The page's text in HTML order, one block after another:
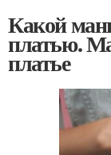
Какой
платью.
платье